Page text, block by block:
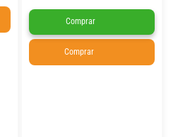
Comprar
Comprar